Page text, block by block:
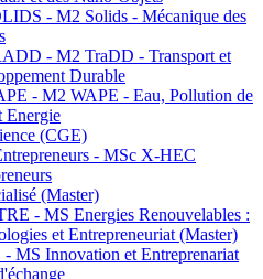
- M2 Solids - Mécanique des
- M2 TraDD - Transport et
Durable
- M2 WAPE - Eau, Pollution de
Energie
(CGE)
- MSc X-HEC
(Master)
- MS Energies Renouvelables :
et Entrepreneuriat (Master)
MS Innovation et Entreprenariat